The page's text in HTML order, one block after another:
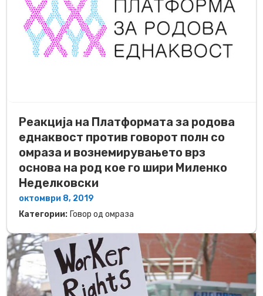
Реакција на Платформата за родова
еднаквост против говорот полн со
омраза и вознемирувањето врз
основа на род кое го шири Миленко
Неделковски
октомври 8, 2019
Категории: Говор од омраза